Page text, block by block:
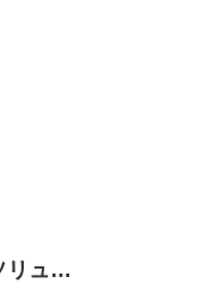
リュー